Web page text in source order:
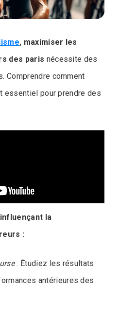
, maximiser les
des paris nécessite des
Comprendre comment
essentiel pour prendre des
la
:
: Étudiez les résultats
antérieures des